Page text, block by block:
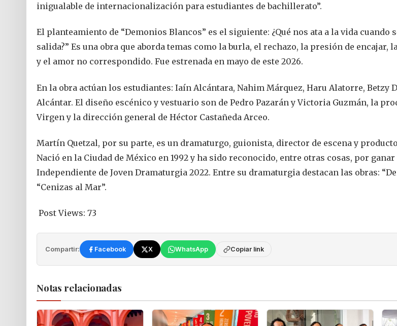
inigualable de internacionalización para estudiantes de bachillerato”.
El planteamiento de “Demonios Blancos” es el siguiente: ¿Qué nos ata a la vida cuando
salida?” Es una obra que aborda temas como la burla, el rechazo, la presión de encajar,
y el amor no correspondido. Fue estrenada en mayo de este 2026.
En la obra actúan los estudiantes: Iaín Alcántara, Nahim Márquez, Haru Alatorre, Betzy
Alcántar. El diseño escénico y vestuario son de Pedro Pazarán y Victoria Guzmán, la
Virgen y la dirección general de Héctor Castañeda Arceo.
Martín Quetzal, por su parte, es un dramaturgo, guionista, director de escena y
Nació en la Ciudad de México en 1992 y ha sido reconocido, entre otras cosas, por
Independiente de Joven Dramaturgia 2022. Entre su dramaturgia destacan las obras:
“Cenizas al Mar”.
Post Views: 73
Compartir: Facebook X WhatsApp Copiar link
Notas relacionadas